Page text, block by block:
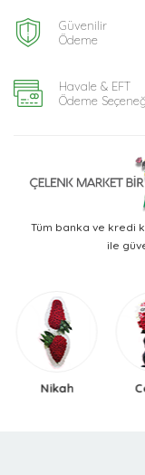
Güvenilir
Ödeme
Havale & EFT
Ödeme
Tüm banka ve kredi
ile
Nikah